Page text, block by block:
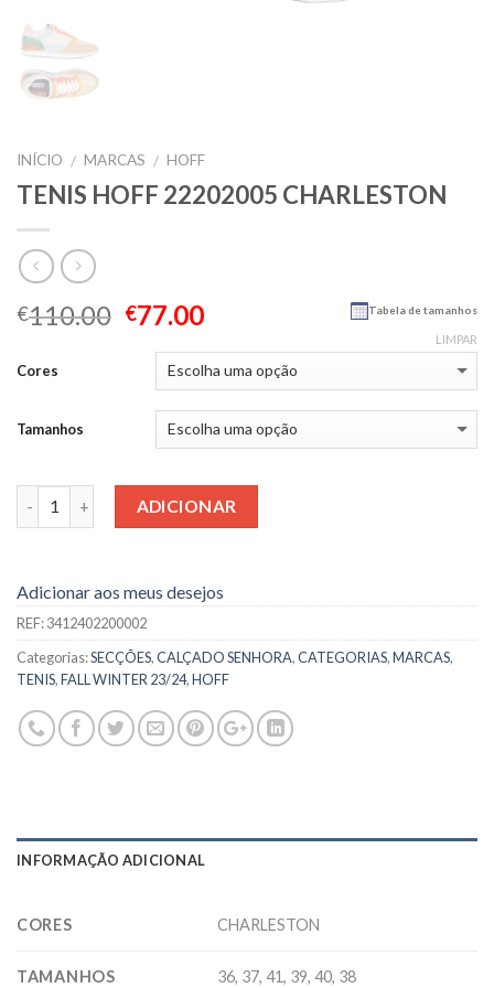
INÍCIO / MARCAS / HOFF
TENIS HOFF 22202005 CHARLESTON
€110.00 €77.00 Tabela de tamanhos
Cores
Tamanhos
LIMPAR
Quantidade ADICIONAR
Adicionar aos meus desejos
REF:3412402200002
Categorias:SECÇÕES,CALÇADO SENHORA,CATEGORIAS,MARCAS,
TENIS,FALL WINTER 23/24,HOFF
INFORMAÇÃO ADICIONAL
CORES CHARLESTON
TAMANHOS 36, 37, 41, 39, 40, 38